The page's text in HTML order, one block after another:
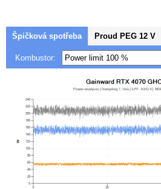
přesností 0,5%. Pokud není v článku
senzory jsou nastaveny na
napětí/proud/spotřeba v intervalu
výslednou hodnotu je brán průměr
zaznamenaných vzorků (Low-pass
řečeno, vynesené hodnoty v grafech
průměrnou hodnotu napětí/proudu/
intervalu 4,4 ms.
Špičková spotřeba Proud PEG 12 V
Kombustor: